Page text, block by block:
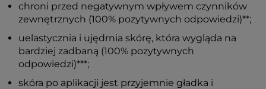
chroni przed negatywnym wpływem czynników
zewnętrznych (100% pozytywnych odpowiedzi)**;
uelastycznia i ujędrnia skórę, która wygląda na
bardziej zadbaną (100% pozytywnych
odpowiedzi)***;
skóra po aplikacji jest przyjemnie gładka i